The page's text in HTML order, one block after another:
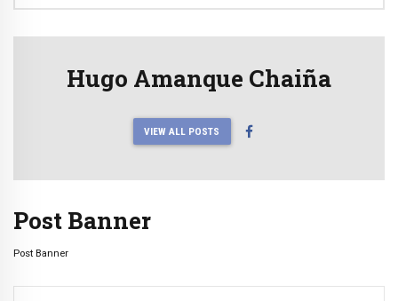
Hugo Amanque Chaiña
VIEW ALL POSTS
Post Banner
Post Banner